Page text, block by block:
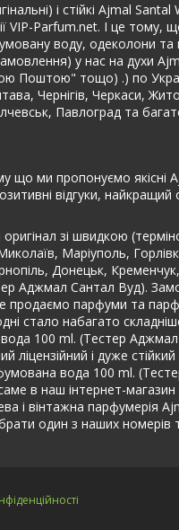
і стійкі Ajmal
VIP-Parfum.net. І це
воду, одеколони
у нас на духи
тощо) .) по
Чернігів, Черкаси,
Павлоград та
що ми пропонуємо
відгуки, найкращий
зі швидкою
Маріуполь,
Донецьк,
Аджмал Сантал Вуд).
продаємо парфуми та
стало набагато
вода 100 ml. (Тестер
і дуже стійкий
вода 100 ml.
наш інтернет-магазин
і вінтажна парфумерія
один з наших